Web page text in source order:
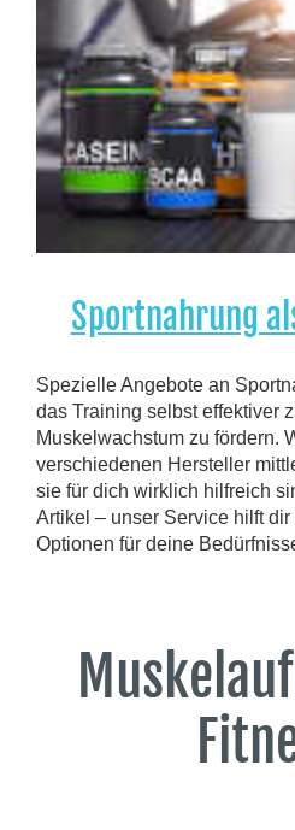
Sportnahrung
Spezielle Angebote an
das Training selbst effektiver
Muskelwachstum zu fördern.
verschiedenen Hersteller
sie für dich wirklich hilfreich
Artikel – unser Service hilft
Optionen für deine